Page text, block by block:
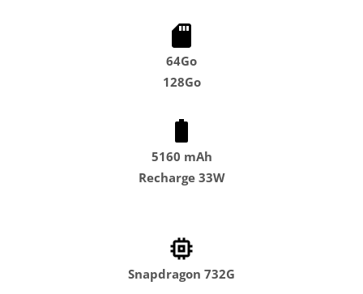
64Go
128Go
5160 mAh
Recharge 33W
Snapdragon 732G